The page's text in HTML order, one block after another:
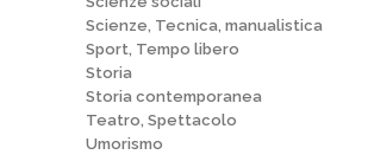
Scienze, Tecnica, manualistica
Sport, Tempo libero
Storia
Storia contemporanea
Teatro, Spettacolo
Umorismo